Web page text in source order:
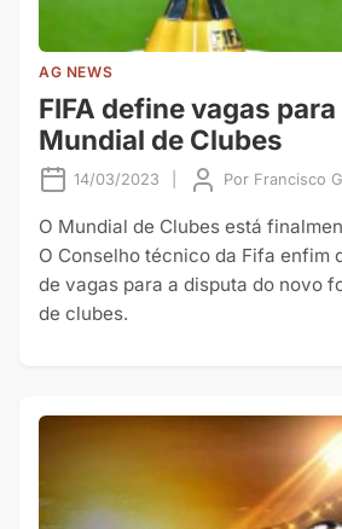
AG NEWS
FIFA define vagas
Mundial de Clubes
14/03/2023 Por Francisco
O Mundial de Clubes está
O Conselho técnico da Fifa enfim
de vagas para a disputa do novo
de clubes.